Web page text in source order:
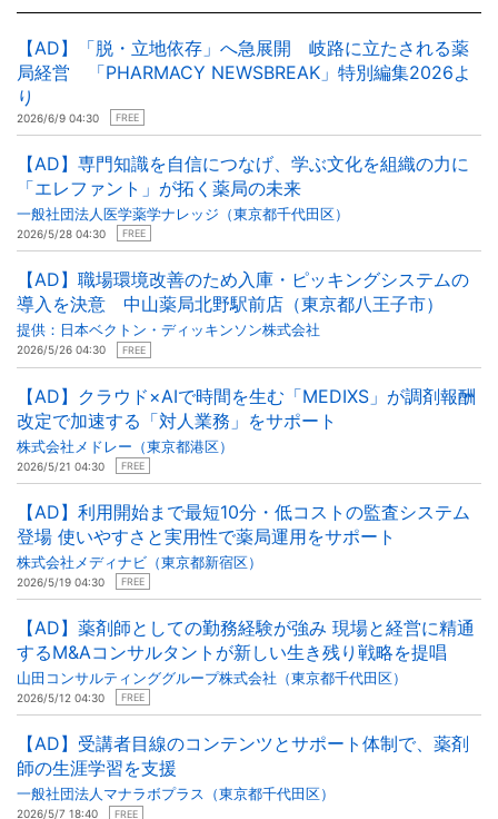
【AD】「脱・立地依存」へ急展開 岐路に立たされる薬
局経営 「PHARMACY NEWSBREAK」特別編集2026よ
り
2026/6/9 04:30 FREE
【AD】専門知識を自信につなげ、学ぶ文化を組織の力に
「エレファント」が拓く薬局の未来
一般社団法人医学薬学ナレッジ（東京都千代田区）
2026/5/28 04:30 FREE
【AD】職場環境改善のため入庫・ピッキングシステムの
導入を決意 中山薬局北野駅前店（東京都八王子市）
提供：日本ベクトン・ディッキンソン株式会社
2026/5/26 04:30 FREE
【AD】クラウド×AIで時間を生む「MEDIXS」が調剤報酬
改定で加速する「対人業務」をサポート
株式会社メドレー（東京都港区）
2026/5/21 04:30 FREE
【AD】利用開始まで最短10分・低コストの監査システム
登場 使いやすさと実用性で薬局運用をサポート
株式会社メディナビ（東京都新宿区）
2026/5/19 04:30 FREE
【AD】薬剤師としての勤務経験が強み 現場と経営に精通
するM&Aコンサルタントが新しい生き残り戦略を提唱
山田コンサルティンググループ株式会社（東京都千代田区）
2026/5/12 04:30 FREE
【AD】受講者目線のコンテンツとサポート体制で、薬剤
師の生涯学習を支援
一般社団法人マナラボプラス（東京都千代田区）
2026/5/7 18:40 FREE